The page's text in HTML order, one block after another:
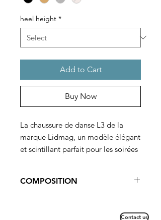
heel height *
Add to Cart
Buy Now
La chaussure de danse L3 de la
marque Lidmag, un modèle élégant
et scintillant parfait pour les soirées
au niveau de l'empeigne et à
COMPOSITION
Contact us